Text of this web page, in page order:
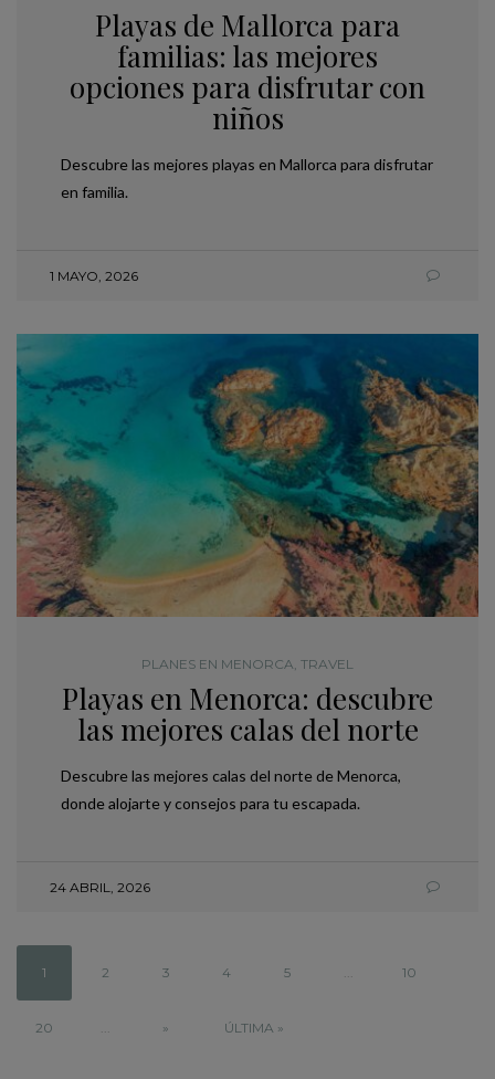
Playas de Mallorca para
familias: las mejores
opciones para disfrutar con
niños
Descubre las mejores playas en Mallorca para disfrutar
en familia.
1 MAYO, 2026
PLANES EN MENORCA, TRAVEL
Playas en Menorca: descubre
las mejores calas del norte
Descubre las mejores calas del norte de Menorca,
donde alojarte y consejos para tu escapada.
24 ABRIL, 2026
1 2 3 4 5 ... 10
20 ... » ÚLTIMA »